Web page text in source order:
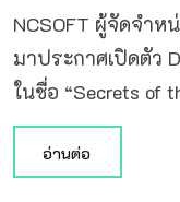
NCSOFT ผู้จัดจำ
มาประกาศเปิดตัว
ในชื่อ “Secrets of
อ่านต่อ